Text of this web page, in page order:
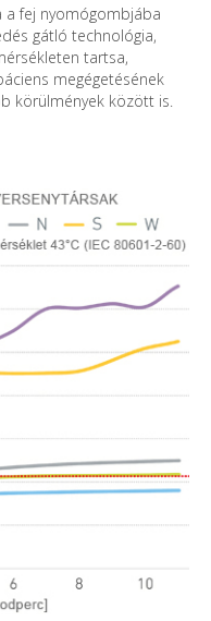
a fej nyomógombjába
gátló technológia,
tartsa,
megégetésének
körülmények között is.